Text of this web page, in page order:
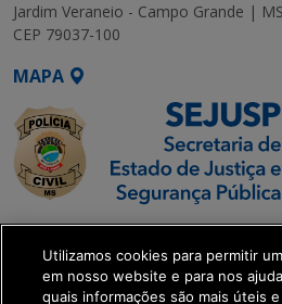
Jardim Veraneio - Campo Grande | MS
CEP 79037-100
MAPA
SETDIG | Secretaria-
Executiva de
Transformação Digital
Utilizamos cookies para permitir
em nosso website e para nos
quais informações são mais úteis